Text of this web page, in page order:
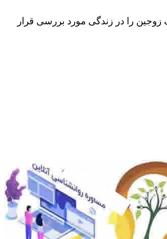
زوجین را در زندگی مورد بررسی قرار